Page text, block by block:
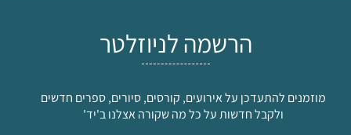
הרשמה לניוזלטר
מוזמנים להתעדכן על אירועים, קורסים, סיורים, ספרים חדשים
ולקבל חדשות על כל מה שקורה אצלנו ב'יד'